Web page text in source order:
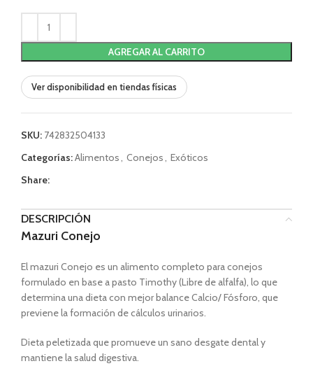
AGREGAR AL CARRITO
Ver disponibilidad en tiendas físicas
SKU: 742832504133
Categorías:Alimentos, Conejos, Exóticos
Share:
DESCRIPCIÓN
Mazuri Conejo
El mazuri Conejo es un alimento completo para conejos
formulado en base a pasto Timothy (Libre de alfalfa), lo que
determina una dieta con mejor balance Calcio/ Fósforo, que
previene la formación de cálculos urinarios.
Dieta peletizada que promueve un sano desgate dental y
mantiene la salud digestiva.